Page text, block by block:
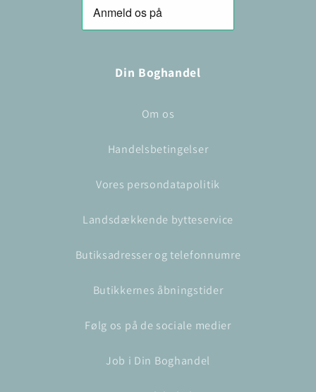
Din Boghandel
Om os
Handelsbetingelser
Vores persondatapolitik
Landsdækkende bytteservice
Butiksadresser og telefonnumre
Butikkernes åbningstider
Følg os på de sociale medier
Job i Din Boghandel